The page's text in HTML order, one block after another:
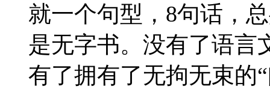
就一个句型，8句话，
是无字书。没有了语言
有了拥有了无拘无束的